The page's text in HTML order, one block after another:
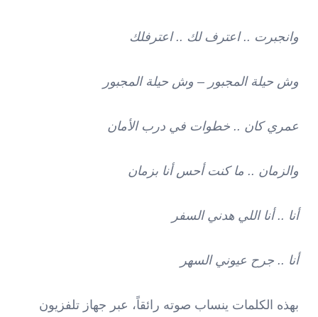
وانجبرت .. اعترف لك .. اعترفلك
وش حيلة المجبور – وش حيلة المجبور
عمري كان .. خطوات في درب الأمان
والزمان .. ما كنت أحس أنا بزمان
أنا .. أنا اللي هدني السفر
أنا .. جرح عيوني السهر
بهذه الكلمات ينساب صوته رائقاً، عبر جهاز تلفزيون